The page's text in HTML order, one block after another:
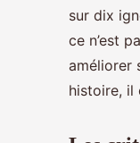
sur dix
ce n’est
améliorer
histoire, il